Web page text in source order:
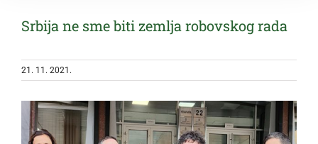
Srbija ne sme biti zemlja robovskog rada
21. 11. 2021.